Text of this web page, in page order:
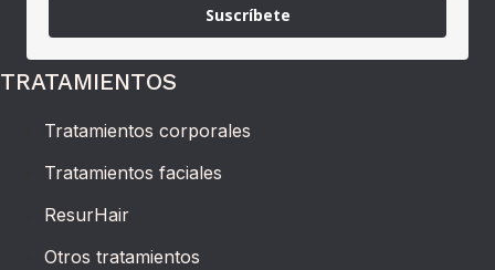
Suscríbete
TRATAMIENTOS
Tratamientos corporales
Tratamientos faciales
ResurHair
Otros tratamientos